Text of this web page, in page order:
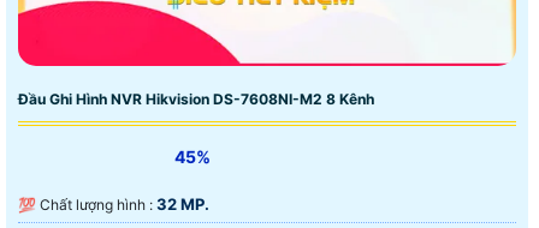
Đầu Ghi Hình NVR Hikvision DS-7608NI-M2 8 Kênh
45%
💯 Chất lượng hình : 32 MP.